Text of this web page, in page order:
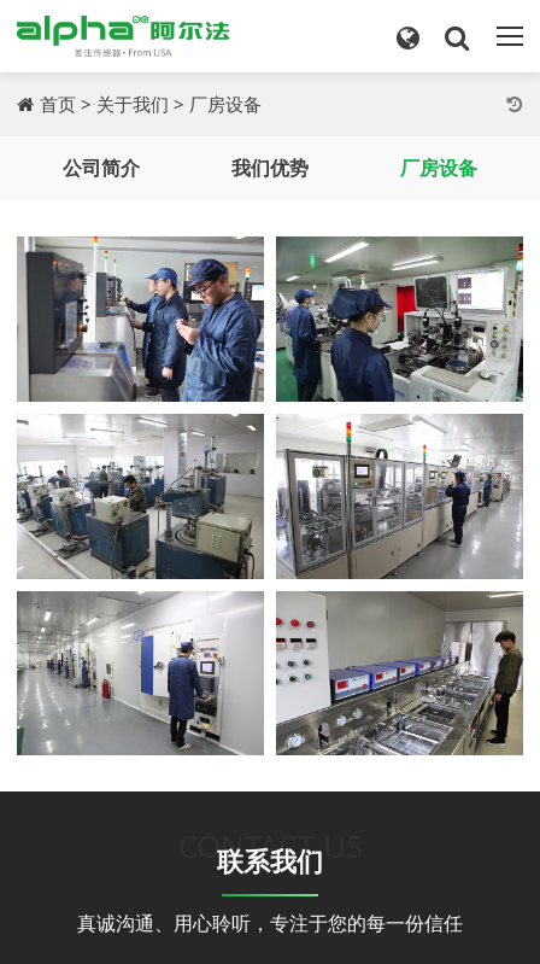
首页 > 关于我们 > 厂房设备
公司简介 我们优势 厂房设备
联系我们
CONTACT US
真诚沟通、用心聆听，专注于您的每一份信任